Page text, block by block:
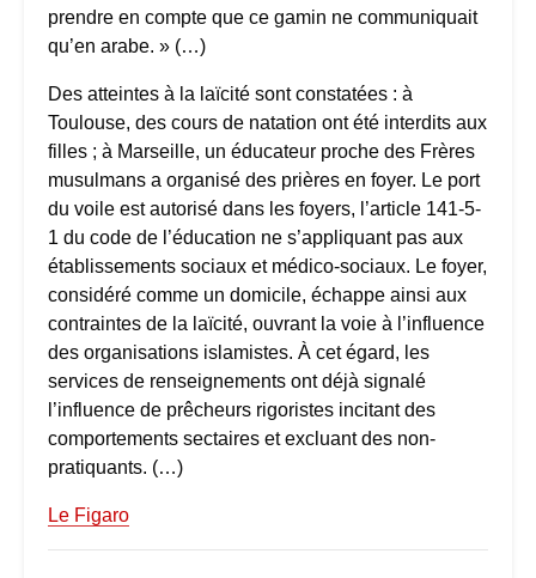
prendre en compte que ce gamin ne communiquait
qu’en arabe. » (…)
Des atteintes à la laïcité sont constatées : à
Toulouse, des cours de natation ont été interdits aux
filles ; à Marseille, un éducateur proche des Frères
musulmans a organisé des prières en foyer. Le port
du voile est autorisé dans les foyers, l’article 141-5-
1 du code de l’éducation ne s’appliquant pas aux
établissements sociaux et médico-sociaux. Le foyer,
considéré comme un domicile, échappe ainsi aux
contraintes de la laïcité, ouvrant la voie à l’influence
des organisations islamistes. À cet égard, les
services de renseignements ont déjà signalé
l’influence de prêcheurs rigoristes incitant des
comportements sectaires et excluant des non-
pratiquants. (…)
Le Figaro